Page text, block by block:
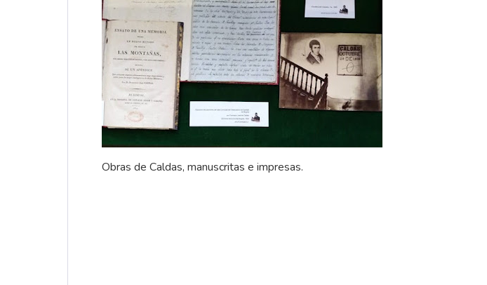
Obras de Caldas, manuscritas e impresas.